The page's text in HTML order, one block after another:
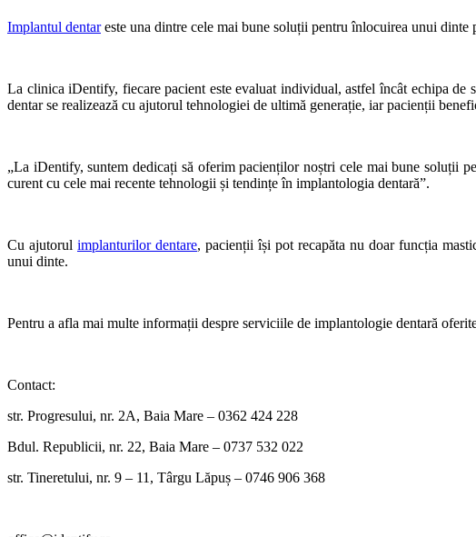
Implantul dentareste una dintre cele mai bune soluții pentru înlocuirea unui dinte
La clinica iDentify, fiecare pacient este evaluat individual, astfel încât echipa
dentar se realizează cu ajutorul tehnologiei de ultimă generație, iar pacienții
„La iDentify, suntem dedicați să oferim pacienților noștri cele mai bune soluții
curent cu cele mai recente tehnologii și tendințe în implantologia dentară”.
Cu ajutorul implanturilor dentare, pacienții își pot recapăta nu doar funcția
unui dinte.
Pentru a afla mai multe informații despre serviciile de implantologie dentară
Contact:
str. Progresului, nr. 2A, Baia Mare – 0362 424 228
Bdul. Republicii, nr. 22, Baia Mare – 0737 532 022
str. Tineretului, nr. 9 – 11, Târgu Lăpuș – 0746 906 368